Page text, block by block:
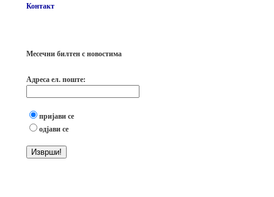
Контакт
Месечни билтен с новостима
Адреса ел. поште:
пријави се
одјави се